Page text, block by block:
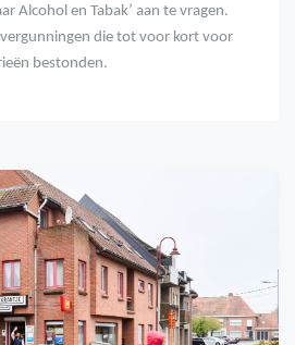
Alcohol en Tabak’ aan te vragen.
die tot voor kort voor
bestonden.